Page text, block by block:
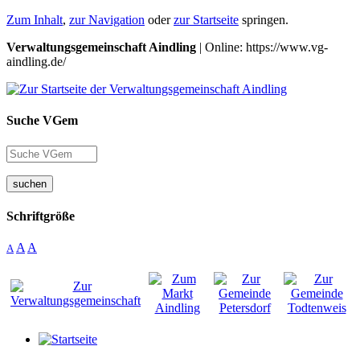
Zum Inhalt, zur Navigation oderzur Startseite springen.
Verwaltungsgemeinschaft Aindling | Online: https://www.vg-
aindling.de/
Suche VGem
suchen
Schriftgröße
A A A